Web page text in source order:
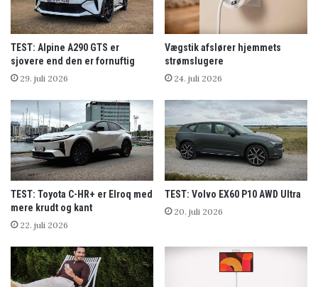
TEST: Alpine A290 GTS er
sjovere end den er fornuftig
29. juli 2026
Vægstik afslører hjemmets
strømslugere
24. juli 2026
TEST: Toyota C-HR+ er Elroq med
mere krudt og kant
22. juli 2026
TEST: Volvo EX60 P10 AWD Ultra
20. juli 2026